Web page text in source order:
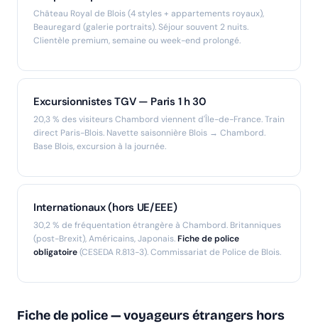
Château Royal de Blois (4 styles + appartements royaux),
Beauregard (galerie portraits). Séjour souvent 2 nuits.
Clientèle premium, semaine ou week-end prolongé.
Excursionnistes TGV — Paris 1 h 30
20,3 % des visiteurs Chambord viennent d'Île-de-France. Train
direct Paris-Blois. Navette saisonnière Blois → Chambord.
Base Blois, excursion à la journée.
Internationaux (hors UE/EEE)
30,2 % de fréquentation étrangère à Chambord. Britanniques
(post-Brexit), Américains, Japonais.Fiche de police
obligatoire(CESEDA R.813-3). Commissariat de Police de Blois.
Fiche de police — voyageurs étrangers hors